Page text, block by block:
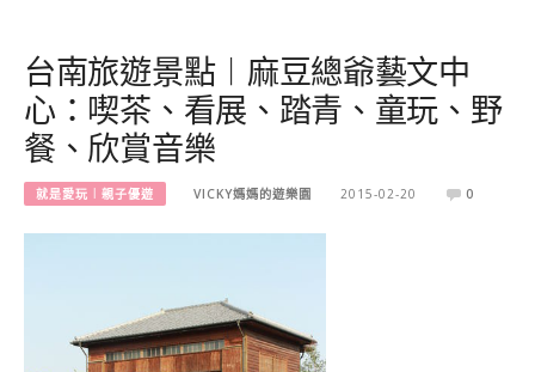
台南旅遊景點︱麻豆總爺藝文中
心：喫茶、看展、踏青、童玩、野
餐、欣賞音樂
就是愛玩︱親子優遊 VICKY媽媽的遊樂園 2015-02-20 0